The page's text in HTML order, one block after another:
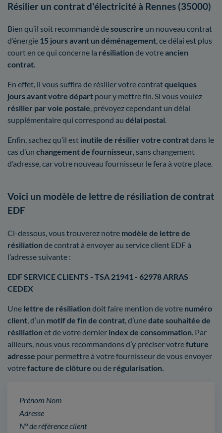
Résilier un contrat d'électricité à Rennes (35000)
Bien qu’il soit recommandé desouscrire un nouveau contrat
d’énergie 15 jours avant un déménagement, ce délai est plus
court en ce qui concerne la résiliation de votreancien
contrat.
En effet, il vous suffira de résilier votre contratquelques
jours avant votre départ pour y mettre fin. Si vous voulez
résilier par voie postale, prévoyez cependant un délai
supplémentaire qui correspond au délai postal.
Enfin, sachez qu’il est inutile de résilier votre contratdans le
cas d’un changement de fournisseur, sans changement
d’adresse, car votre nouveau fournisseur le fera à votre place.
Voici un modèle de lettre de résiliation de contrat
EDF
Ci-dessous, vous trouverez notre modèle de lettre de
résiliation de contrat à envoyer au service client EDF à
l’adresse suivante :
EDF SERVICE CLIENTS - TSA 21941 - 62978 ARRAS
CEDEX
Une lettre de résiliation doit faire mention de votre numéro
client , d’un motif de fin de contrat , d’unedate souhaitée de
résiliation et de votre dernier index de consommation . Par
ailleurs, nous vous recommandons d’y préciser votrefuture
adresse pour permettre à votre fournisseur de vous envoyer
votrefacture de clôture ou de régularisation.
Prénom Nom
Adresse
N° de référence client